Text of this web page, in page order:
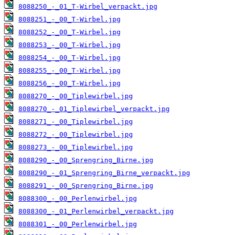
8088250_-_01_T-Wirbel_verpackt.jpg
8088251_-_00_T-Wirbel.jpg
8088252_-_00_T-Wirbel.jpg
8088253_-_00_T-Wirbel.jpg
8088254_-_00_T-Wirbel.jpg
8088255_-_00_T-Wirbel.jpg
8088256_-_00_T-Wirbel.jpg
8088270_-_00_Tiplewirbel.jpg
8088270_-_01_Tiplewirbel_verpackt.jpg
8088271_-_00_Tiplewirbel.jpg
8088272_-_00_Tiplewirbel.jpg
8088273_-_00_Tiplewirbel.jpg
8088290_-_00_Sprengring_Birne.jpg
8088290_-_01_Sprengring_Birne_verpackt.jpg
8088291_-_00_Sprengring_Birne.jpg
8088300_-_00_Perlenwirbel.jpg
8088300_-_01_Perlenwirbel_verpackt.jpg
8088301_-_00_Perlenwirbel.jpg